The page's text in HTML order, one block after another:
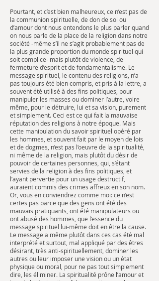
Pourtant, et c’est bien malheureux, ce n’est pas de
la communion spirituelle, de don de soi ou
d’amour dont nous entendons le plus parler quand
on nous parle de la place de la religion dans notre
société -même s’il ne s’agit probablement pas de
la plus grande proportion du monde spirituel qui
soit complice- mais plutôt de violence, de
fermeture d’esprit et de fondamentalisme. Le
message spirituel, le contenu des religions, n’a
pas toujours été bien compris, et pris à la lettre, a
souvent été utilisé à des fins politiques, pour
manipuler les masses ou dominer l’autre, voire
même, pour le détruire, lui et sa vision, purement
et simplement. Ceci est ce qui fait la mauvaise
réputation des religions à notre époque. Mais
cette manipulation du savoir spirituel opéré par
les hommes, et souvent fait par le moyen de lois
et de dogmes, n’est pas l’oeuvre de la spiritualité,
ni même de la religion, mais plutôt du désir de
pouvoir de certaines personnes, qui, s’étant
servies de la religion à des fins politiques, et
l’ayant pervertie pour un usage destructif,
auraient commis des crimes affreux en son nom.
Or, vous en conviendrez comme moi: ce n’est
certes pas parce que des gens ont été des
mauvais pratiquants, ont été manipulateurs ou
ont abusé des hommes, que l’essence du
message spirituel lui-même doit en être la cause.
Le message a même plutôt dans ces cas été mal
interprété et surtout, mal appliqué par des êtres
désirant, très anti-spirituellement, dominer les
autres ou leur imposer une vision ou un état
physique ou moral, pour ne pas tout simplement
dire, les éliminer. La spiritualité prône l’amour et